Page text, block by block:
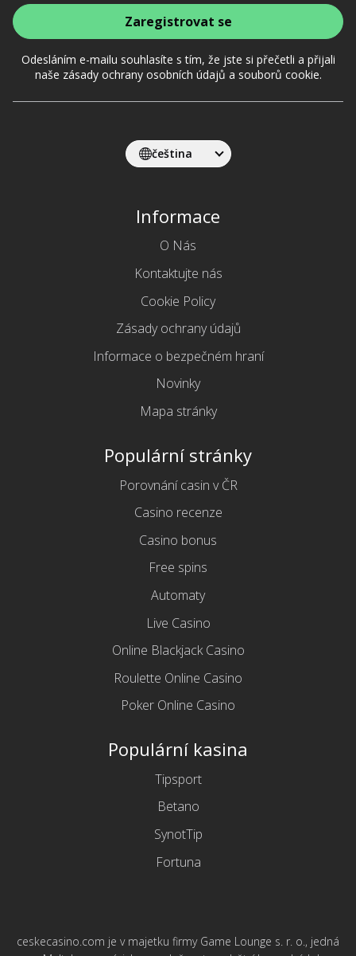
Zaregistrovat se
Odesláním e-mailu souhlasíte s tím, že jste si přečetli a přijali
naše zásady ochrany osobních údajů a souborů cookie.
čeština
Informace
O Nás
Kontaktujte nás
Cookie Policy
Zásady ochrany údajů
Informace o bezpečném hraní
Novinky
Mapa stránky
Populární stránky
Porovnání casin v ČR
Casino recenze
Casino bonus
Free spins
Automaty
Live Casino
Online Blackjack Casino
Roulette Online Casino
Poker Online Casino
Populární kasina
Tipsport
Betano
SynotTip
Fortuna
ceskecasino.com je v majetku firmy Game Lounge s. r. o., jedná